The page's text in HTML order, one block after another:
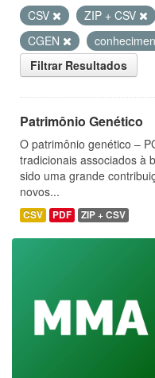
CSV
ZIP + CSV
CGEN
Filtrar Resultados
Patrimônio Genético
O patrimônio genético –
tradicionais associados à
sido uma grande
novos...
CSV PDF ZIP + CSV